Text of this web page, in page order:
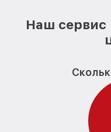
Наш сервис